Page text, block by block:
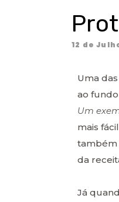
12 de
Uma
ao
Um
mais
também
da
Já